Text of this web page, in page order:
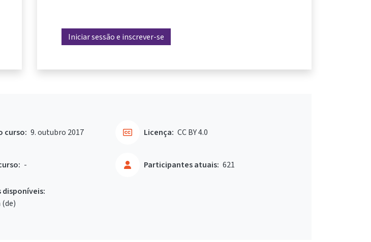
Iniciar sessão e inscrever-se
curso: 9. outubro 2017
- Participantes atuais: 621
Licença: CC BY 4.0
disponíveis:
‎(de)‎